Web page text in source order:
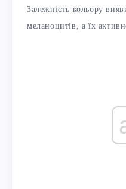
Залежність кольору
меланоцитів, а їх